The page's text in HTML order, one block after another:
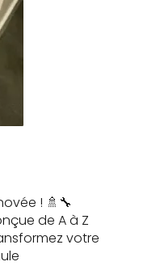
! 🚿🔧
de A à Z
votre